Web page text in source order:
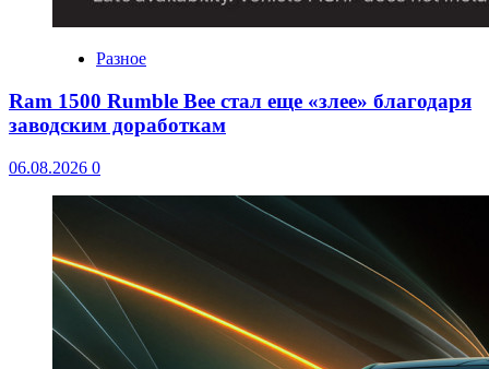
Разное
Ram 1500 Rumble Bee стал еще «злее» благодаря
заводским доработкам
06.08.2026 0